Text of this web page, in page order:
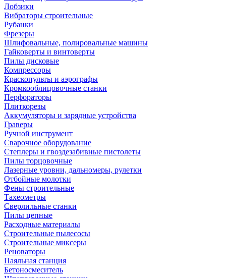
Лобзики
Вибраторы строительные
Рубанки
Фрезеры
Шлифовальные, полировальные машины
Гайковерты и винтоверты
Пилы дисковые
Компрессоры
Краскопульты и аэрографы
Кромкооблицовочные станки
Перфораторы
Плиткорезы
Аккумуляторы и зарядные устройства
Граверы
Ручной инструмент
Сварочное оборудование
Степлеры и гвоздезабивные пистолеты
Пилы торцовочные
Лазерные уровни, дальномеры, рулетки
Отбойные молотки
Фены строительные
Тахеометры
Сверлильные станки
Пилы цепные
Расходные материалы
Строительные пылесосы
Строительные миксеры
Реноваторы
Паяльная станция
Бетоносмеситель